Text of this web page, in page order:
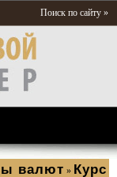
Поиск по сайту »
валют » Курс